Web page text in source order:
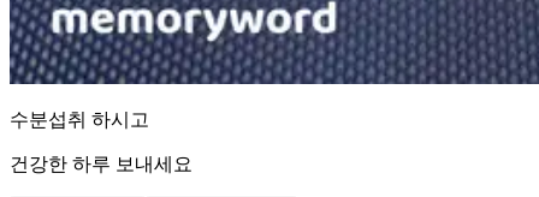
수분섭취 하시고
건강한 하루 보내세요